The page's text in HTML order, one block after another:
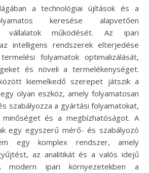
keresése alapvetően
vállalatok működését. Az ipari
intelligens rendszerek elterjedése
folyamatok optimalizálását,
és növeli a termelékenységet.
kiemelkedő szerepet játszik a
olyan eszköz, amely folyamatosan
szabályozza a gyártási folyamatokat,
és a megbízhatóságot. A
egy egyszerű mérő- és szabályozó
egy komplex rendszer, amely
az analitikát és a valós idejű
modern ipari környezetekben a